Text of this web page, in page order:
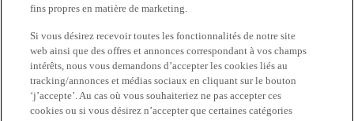
fins propres en matière de marketing.
Si vous désirez recevoir toutes les fonctionnalités de notre site
web ainsi que des offres et annonces correspondant à vos champs
intérêts, nous vous demandons d’accepter les cookies liés au
tracking/annonces et médias sociaux en cliquant sur le bouton
‘j’accepte’. Au cas où vous souhaiteriez ne pas accepter ces
cookies ou si vous désirez n’accepter que certaines catégories